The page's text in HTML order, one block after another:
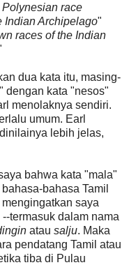
race
Indian Archipelago"
races of the Indian
dua kata itu, masing-
dengan kata "nesos"
menolaknya sendiri.
umum. Earl
lebih jelas,
bahwa kata "mala"
bahasa Tamil
saya
termasuk dalam nama
atau salju. Maka
pendatang Tamil atau
tiba di Pulau